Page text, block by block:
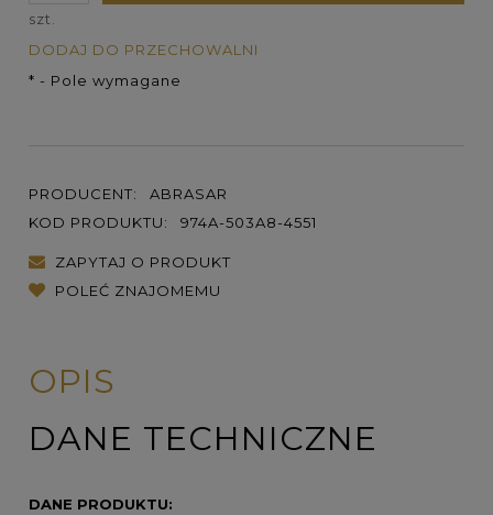
szt.
DODAJ DO PRZECHOWALNI
* - Pole wymagane
PRODUCENT:
ABRASAR
KOD PRODUKTU:
974A-503A8-4551
ZAPYTAJ O PRODUKT
POLEĆ ZNAJOMEMU
OPIS
DANE TECHNICZNE
DANE PRODUKTU: